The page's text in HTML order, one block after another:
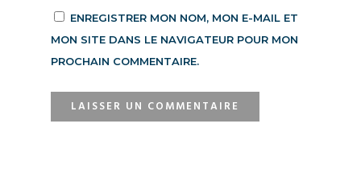
ENREGISTRER MON NOM, MON E-MAIL ET
MON SITE DANS LE NAVIGATEUR POUR MON
PROCHAIN COMMENTAIRE.